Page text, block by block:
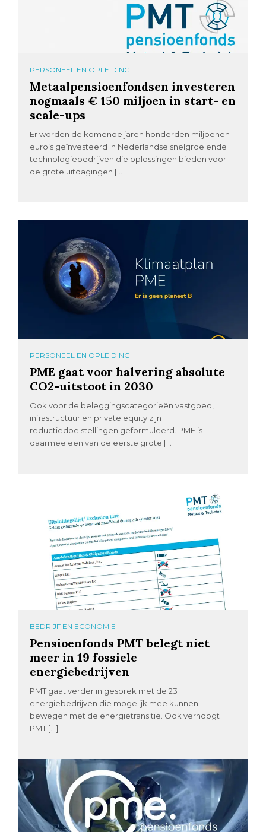
PERSONEEL EN OPLEIDING
Metaalpensioenfondsen investeren
nogmaals € 150 miljoen in start- en
scale-ups
Er worden de komende jaren honderden miljoenen
euro’s geïnvesteerd in Nederlandse snelgroeiende
technologiebedrijven die oplossingen bieden voor
de grote uitdagingen […]
PERSONEEL EN OPLEIDING
PME gaat voor halvering absolute
CO2-uitstoot in 2030
Ook voor de beleggingscategorieën vastgoed,
infrastructuur en private equity zijn
reductiedoelstellingen geformuleerd. PME is
daarmee een van de eerste grote […]
BEDRIJF EN ECONOMIE
Pensioenfonds PMT belegt niet
meer in 19 fossiele
energiebedrijven
PMT gaat verder in gesprek met de 23
energiebedrijven die mogelijk mee kunnen
bewegen met de energietransitie. Ook verhoogt
PMT […]